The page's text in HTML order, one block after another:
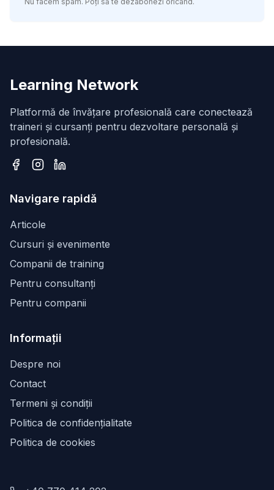
Learning Network
Platformă de învățare profesională care conectează
traineri și cursanți pentru dezvoltare personală și
profesională.
Navigare rapidă
Articole
Cursuri și evenimente
Companii de training
Pentru consultanți
Pentru companii
Informații
Despre noi
Contact
Termeni și condiții
Politica de confidențialitate
Politica de cookies